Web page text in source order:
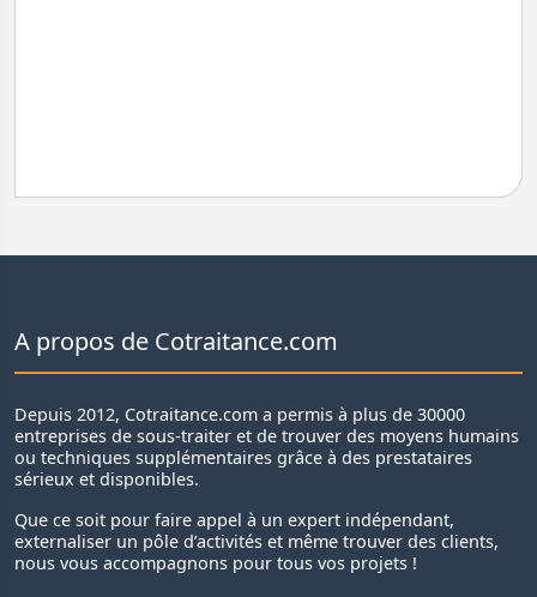
A propos de Cotraitance.com
Depuis 2012, Cotraitance.com a permis à plus de 30000
entreprises de sous-traiter et de trouver des moyens humains
ou techniques supplémentaires grâce à des prestataires
sérieux et disponibles.
Que ce soit pour faire appel à un expert indépendant,
externaliser un pôle d’activités et même trouver des clients,
nous vous accompagnons pour tous vos projets !